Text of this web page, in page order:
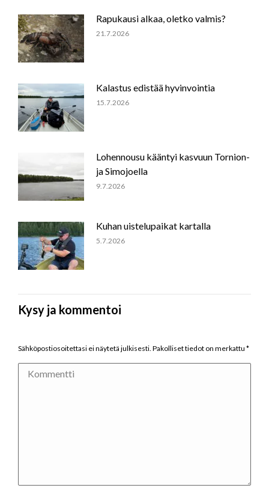
Rapukausi alkaa, oletko valmis?
21.7.2026
Kalastus edistää hyvinvointia
15.7.2026
Lohennousu kääntyi kasvuun Tornion-
ja Simojoella
9.7.2026
Kuhan uistelupaikat kartalla
5.7.2026
Kysy ja kommentoi
Sähköpostiosoitettasi ei näytetä julkisesti. Pakolliset tiedot on merkattu *
Kommentti